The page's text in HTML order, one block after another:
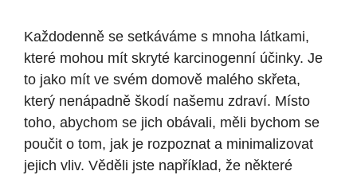
Každodenně se setkáváme s mnoha látkami,
které mohou mít skryté karcinogenní účinky. Je
to jako mít ve svém domově malého skřeta,
který nenápadně škodí našemu zdraví. Místo
toho, abychom se jich obávali, měli bychom se
poučit o tom, jak je rozpoznat a minimalizovat
jejich vliv. Věděli jste například, že některé